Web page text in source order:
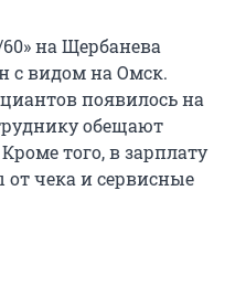
на Щербанева
с видом на Омск.
появилось на
обещают
того, в зарплату
чека и сервисные